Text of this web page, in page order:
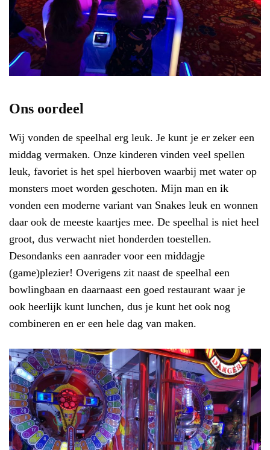
Ons oordeel
Wij vonden de speelhal erg leuk. Je kunt je er zeker een
middag vermaken. Onze kinderen vinden veel spellen
leuk, favoriet is het spel hierboven waarbij met water op
monsters moet worden geschoten. Mijn man en ik
vonden een moderne variant van Snakes leuk en wonnen
daar ook de meeste kaartjes mee. De speelhal is niet heel
groot, dus verwacht niet honderden toestellen.
Desondanks een aanrader voor een middagje
(game)plezier! Overigens zit naast de speelhal een
bowlingbaan en daarnaast een goed restaurant waar je
ook heerlijk kunt lunchen, dus je kunt het ook nog
combineren en er een hele dag van maken.